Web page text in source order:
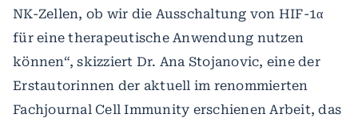
NK-Zellen, ob wir die Ausschaltung von HIF-1α
für eine therapeutische Anwendung nutzen
können“, skizziert Dr. Ana Stojanovic, eine der
Erstautorinnen der aktuell im renommierten
Fachjournal Cell Immunity erschienen Arbeit, das